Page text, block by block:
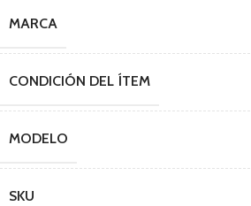
MARCA
CONDICIÓN DEL ÍTEM
MODELO
SKU